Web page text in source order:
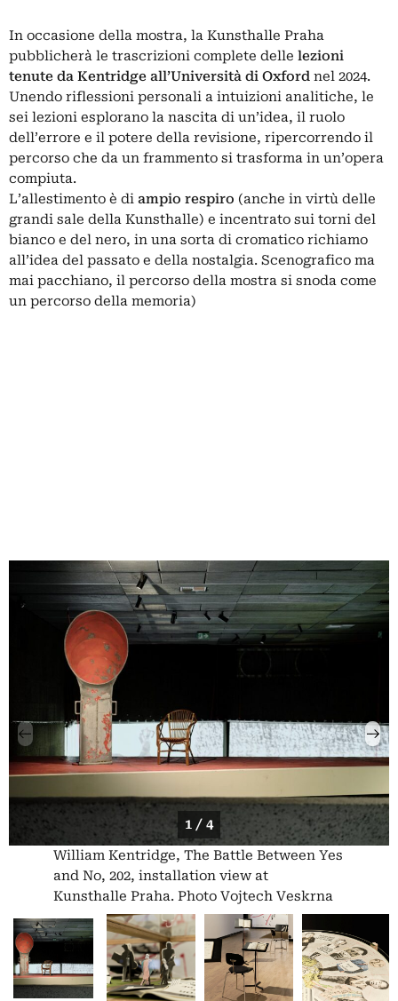
In occasione della mostra, la Kunsthalle Praha
pubblicherà le trascrizioni complete delle lezioni
tenute da Kentridge all’Università di Oxford nel 2024.
Unendo riflessioni personali a intuizioni analitiche, le
sei lezioni esplorano la nascita di un’idea, il ruolo
dell’errore e il potere della revisione, ripercorrendo il
percorso che da un frammento si trasforma in un’opera
compiuta.
L’allestimento è di ampio respiro (anche in virtù delle
grandi sale della Kunsthalle) e incentrato sui torni del
bianco e del nero, in una sorta di cromatico richiamo
all’idea del passato e della nostalgia. Scenografico ma
mai pacchiano, il percorso della mostra si snoda come
un percorso della memoria)
1 / 4
William Kentridge, The Battle Between Yes
and No, 202, installation view at
Kunsthalle Praha. Photo Vojtech Veskrna